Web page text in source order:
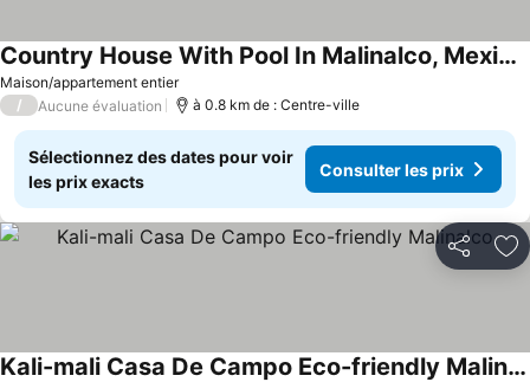
Maison/appartement entier
Country House With Pool In Malinalco, Mexico, 12 Guests
Consulter les prix
/ Aucune évaluation à 0.8 km de : Centre-ville
Sélectionnez des dates pour voir
les prix exacts
Consulter les prix
Partager
Kali-mali Casa De Campo Eco-friendly Malinalco